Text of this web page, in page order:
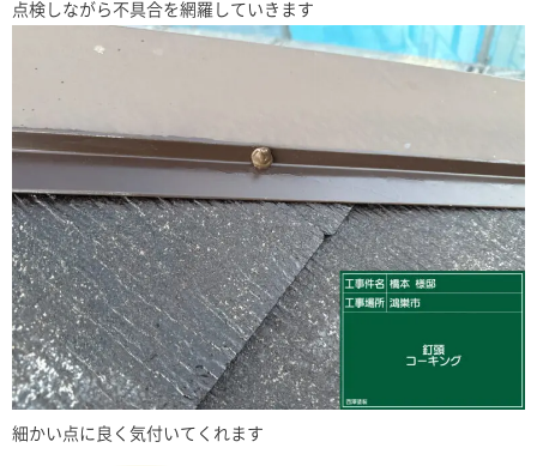
点検しながら不具合を網羅していきます
細かい点に良く気付いてくれます